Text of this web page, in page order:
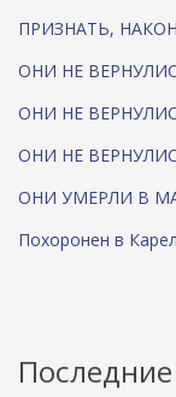
ПРИЗНАТЬ,
ОНИ НЕ
ОНИ НЕ
ОНИ НЕ
ОНИ УМЕРЛИ В
Похоронен в